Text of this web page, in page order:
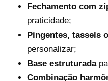
Fechamento com
praticidade;
Pingentes, tassels
personalizar;
Base estruturada
Combinação